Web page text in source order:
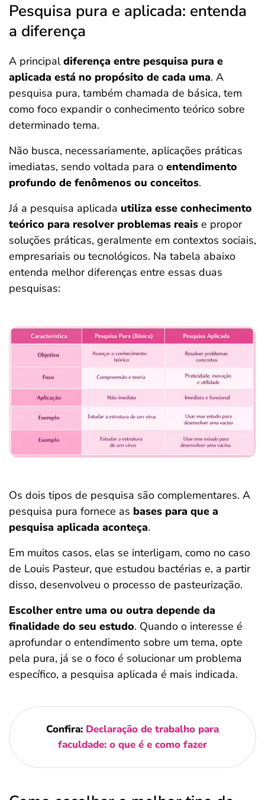
Pesquisa pura e aplicada: entenda
a diferença
A principaldiferença entre pesquisa pura e
aplicada está no propósito de cada uma. A
pesquisa pura, também chamada de básica, tem
como foco expandir o conhecimento teórico sobre
determinado tema.
Não busca, necessariamente, aplicações práticas
imediatas, sendo voltada para o entendimento
profundo de fenômenos ou conceitos.
Já a pesquisa aplicada utiliza esse conhecimento
teórico para resolver problemas reais e propor
soluções práticas, geralmente em contextos sociais,
empresariais ou tecnológicos. Na tabela abaixo
entenda melhor diferenças entre essas duas
pesquisas:
Os dois tipos de pesquisa são complementares. A
pesquisa pura fornece as bases para que a
pesquisa aplicada aconteça.
Em muitos casos, elas se interligam, como no caso
de Louis Pasteur, que estudou bactérias e, a partir
disso, desenvolveu o processo de pasteurização.
Escolher entre uma ou outra depende da
finalidade do seu estudo. Quando o interesse é
aprofundar o entendimento sobre um tema, opte
pela pura, já se o foco é solucionar um problema
específico, a pesquisa aplicada é mais indicada.
Confira: Declaração de trabalho para
faculdade​: o que é e como fazer